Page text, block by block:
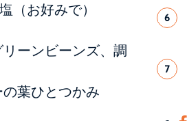
塩（お好みで）
リーンビーンズ、調
葉ひとつかみ
6
7